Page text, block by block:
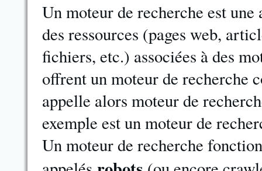
Un moteur de recherche est
des ressources (pages web,
fichiers, etc.) associées à des
offrent un moteur de recherche
appelle alors moteur de
exemple est un moteur de
Un moteur de recherche